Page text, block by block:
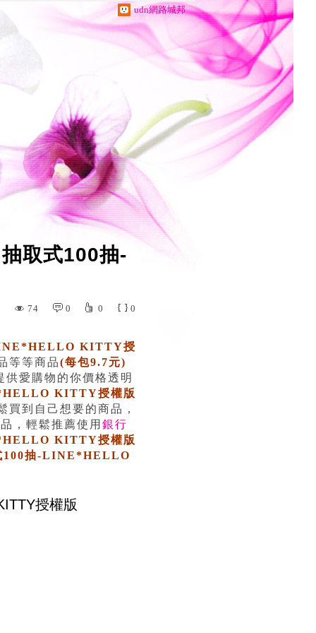
udn網路城邦
取式100抽-
74 0 0 0
KITTY授
等等商品(每包9.7元)
供愛購物的你價格透明
KITTY授權版
買到自己想要的商品，
，輕鬆推薦使用 銀行
KITTY授權版
100抽-LINE*HELLO